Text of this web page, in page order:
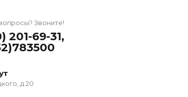
Звоните!
201-69-31,
д 20